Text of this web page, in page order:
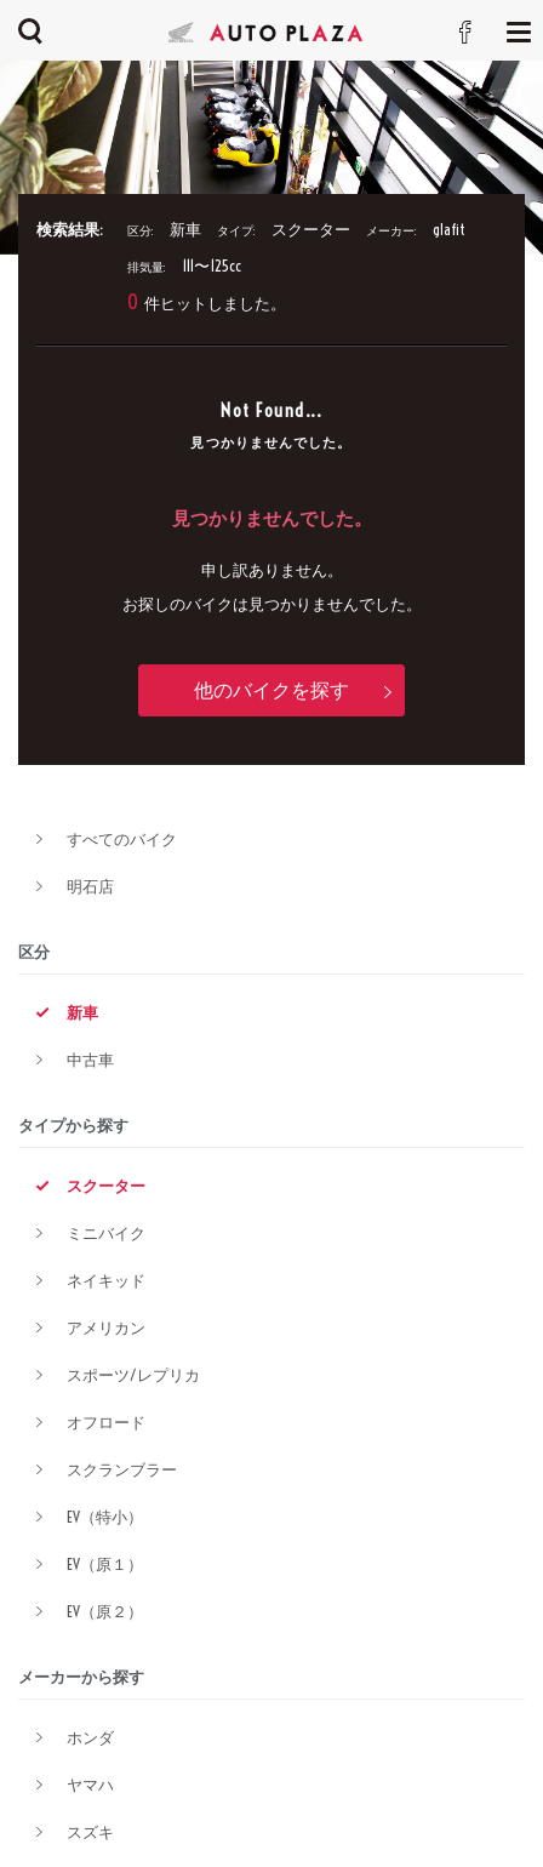
検索結果: 区分: 新車 タイプ: スクーター メーカー: glafit
排気量: 111〜125cc
0 件ヒットしました。
Not Found...
見つかりませんでした。
見つかりませんでした。
申し訳ありません。
お探しのバイクは見つかりませんでした。
他のバイクを探す
すべてのバイク
明石店
区分
新車
中古車
タイプから探す
スクーター
ミニバイク
ネイキッド
アメリカン
スポーツ/レプリカ
オフロード
スクランブラー
EV（特小）
EV（原１）
EV（原２）
メーカーから探す
ホンダ
ヤマハ
スズキ
新車
タイプ
価格